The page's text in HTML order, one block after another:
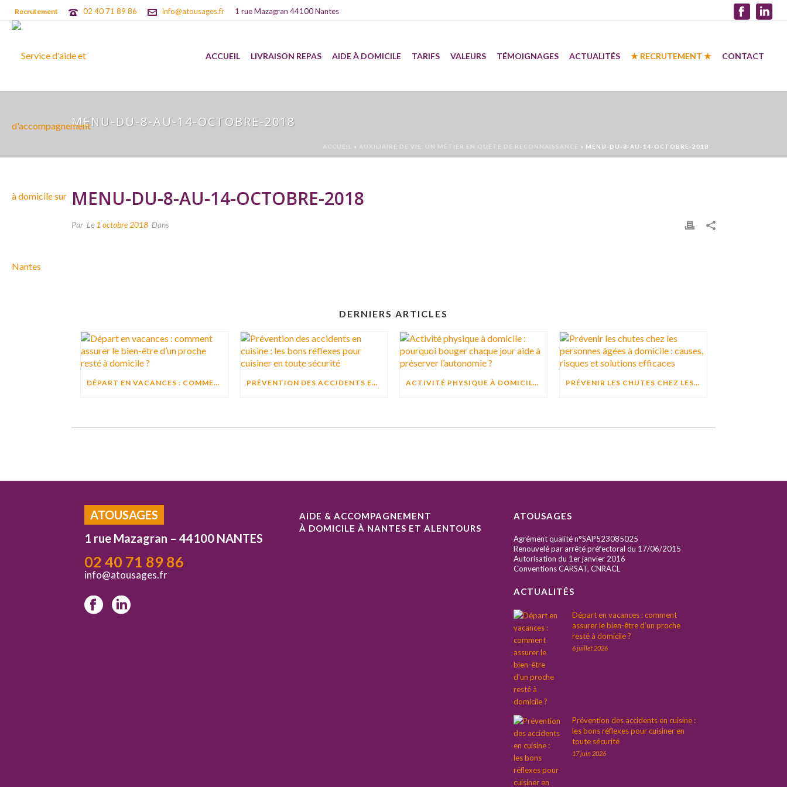
Recrutement 02 40 71 89 86 info@atousages.fr 1 rue Mazagran 44100 Nantes
ACCUEIL LIVRAISON REPAS AIDE À DOMICILE TARIFS VALEURS TÉMOIGNAGES ACTUALITÉS ★ RECRUTEMENT ★ CONTACT
MENU-DU-8-AU-14-OCTOBRE-2018
ACCUEIL » AUXILIAIRE DE VIE, UN MÉTIER EN QUÊTE DE RECONNAISSANCE » MENU-DU-8-AU-14-OCTOBRE-2018
MENU-DU-8-AU-14-OCTOBRE-2018
Par Le 1 octobre 2018 Dans
DERNIERS ARTICLES
DÉPART EN VACANCES : COMMENT ASSURER LE BIEN-ÊTRE D’UN PROCHE RESTÉ À DOMICILE ? PRÉVENTION DES ACCIDENTS EN CUISINE : LES BONS RÉFLEXES POUR CUISINER EN TOUTE SÉCURITÉ ACTIVITÉ PHYSIQUE À DOMICILE : POURQUOI BOUGER CHAQUE JOUR AIDE À PRÉSERVER L’AUTONOMIE ? PRÉVENIR LES CHUTES CHEZ LES PERSONNES ÂGÉES À DOMICILE : CAUSES, RISQUES ET SOLUTIONS EFFICACES
ATOUSAGES
1 rue Mazagran – 44100 NANTES
02 40 71 89 86
info@atousages.fr
AIDE & ACCOMPAGNEMENT
À DOMICILE À NANTES ET ALENTOURS
ATOUSAGES
Agrément qualité n°SAP523085025
Renouvelé par arrêté préfectoral du 17/06/2015
Autorisation du 1er janvier 2016
Conventions CARSAT, CNRACL
ACTUALITÉS
Départ en vacances : comment
assurer le bien-être d’un proche
resté à domicile ?
6 juillet 2026
Prévention des accidents en cuisine :
les bons réflexes pour cuisiner en
toute sécurité
17 juin 2026